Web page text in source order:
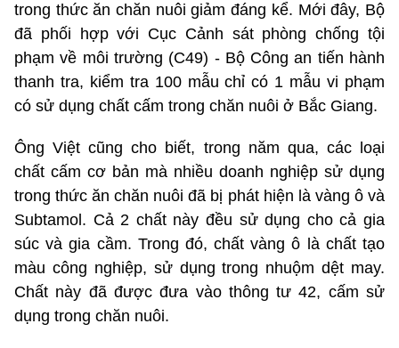
trong thức ăn chăn nuôi giảm đáng kể. Mới đây, Bộ
đã phối hợp với Cục Cảnh sát phòng chống tội
phạm về môi trường (C49) - Bộ Công an tiến hành
thanh tra, kiểm tra 100 mẫu chỉ có 1 mẫu vi phạm
có sử dụng chất cấm trong chăn nuôi ở Bắc Giang.
Ông Việt cũng cho biết, trong năm qua, các loại
chất cấm cơ bản mà nhiều doanh nghiệp sử dụng
trong thức ăn chăn nuôi đã bị phát hiện là vàng ô và
Subtamol. Cả 2 chất này đều sử dụng cho cả gia
súc và gia cầm. Trong đó, chất vàng ô là chất tạo
màu công nghiệp, sử dụng trong nhuộm dệt may.
Chất này đã được đưa vào thông tư 42, cấm sử
dụng trong chăn nuôi.